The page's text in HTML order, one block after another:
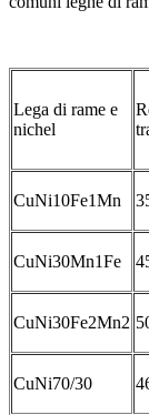
Lega di rame e
nichel
CuNi10Fe1Mn
CuNi30Mn1Fe
CuNi30Fe2Mn2
CuNi70/30